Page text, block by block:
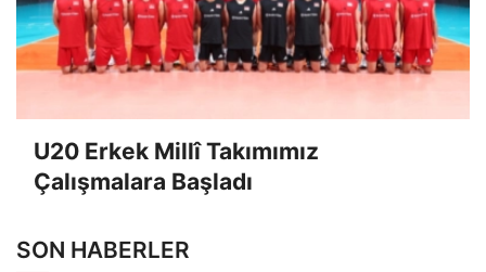
U20 Erkek Millî Takımımız
Çalışmalara Başladı
SON HABERLER